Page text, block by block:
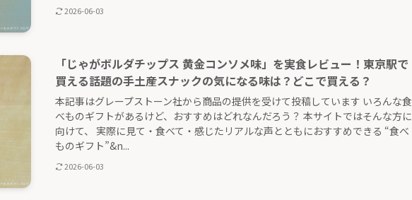
2026-06-03
「じゃがボルダチップス 黄金コンソメ味」を実食レビュー！東京駅で
買える話題の手土産スナックの気になる味は？どこで買える？
本記事はグレープストーン社から商品の提供を受けて投稿しています いろんな食
べものギフトがあるけど、おすすめはどれなんだろう？ 本サイトではそんな方に
向けて、 実際に見て・食べて・感じたリアルな声とともにおすすめできる “食べ
ものギフト”&n...
2026-06-03